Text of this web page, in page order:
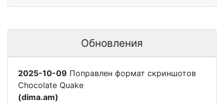
Обновления
2025-10-09 Поправлен формат скриншотов
Chocolate Quake
(dima.am)